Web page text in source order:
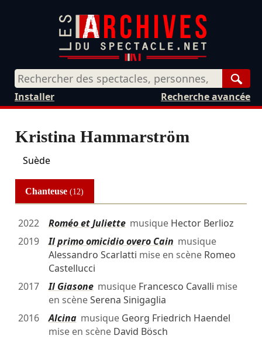
Recherche avancée
Installer
Kristina Hammarström
Suède
Chanteuse(12)
2022 Roméo et Juliettemusique Hector Berlioz
2019
Il primo omicidio overo Cain musique
Alessandro Scarlatti mise en scène Romeo
Castellucci
2017
Il Giasonemusique Francesco Cavalli mise
en scèneSerena Sinigaglia
2016
Alcinamusique Georg Friedrich Haendel
mise en scène David Bösch